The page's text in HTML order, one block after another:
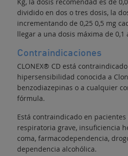
dividido en dos o tres dosis, la
incrementando de 0,25 0,5 mg
llegar a una dosis máxima de 0,1
Contraindicaciones
CLONEX® CD está
hipersensibilidad conocida a
benzodiazepinas o a cualquier
fórmula.
Está contraindicado en
respiratoria grave, insuficiencia
coma, farmacodependencia,
dependencia alcohólica.